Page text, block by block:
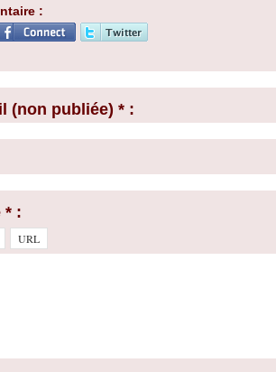
:
(non publiée) * :
* :